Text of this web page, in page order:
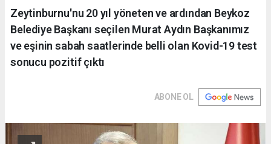
Zeytinburnu'nu 20 yıl yöneten ve ardından Beykoz
Belediye Başkanı seçilen Murat Aydın Başkanımız
ve eşinin sabah saatlerinde belli olan Kovid-19 test
sonucu pozitif çıktı
ABONE OL